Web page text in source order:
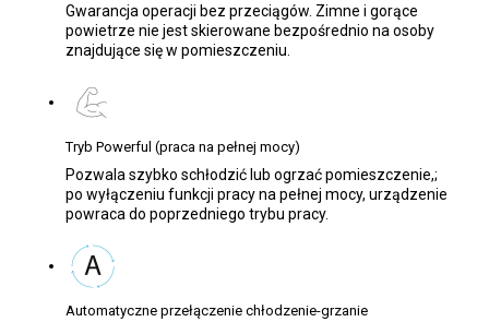
Gwarancja operacji bez przeciągów. Zimne i gorące
powietrze nie jest skierowane bezpośrednio na osoby
znajdujące się w pomieszczeniu.
Tryb Powerful (praca na pełnej mocy)
Pozwala szybko schłodzić lub ogrzać pomieszczenie,;
po wyłączeniu funkcji pracy na pełnej mocy, urządzenie
powraca do poprzedniego trybu pracy.
Automatyczne przełączenie chłodzenie-grzanie